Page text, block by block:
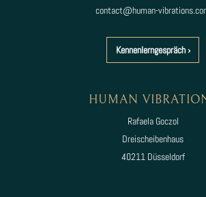
contact@human-
Kennenlerngespräch ›
HUMAN
Rafaela Goczol
Dreischeibenhaus
40211 Düsseldorf